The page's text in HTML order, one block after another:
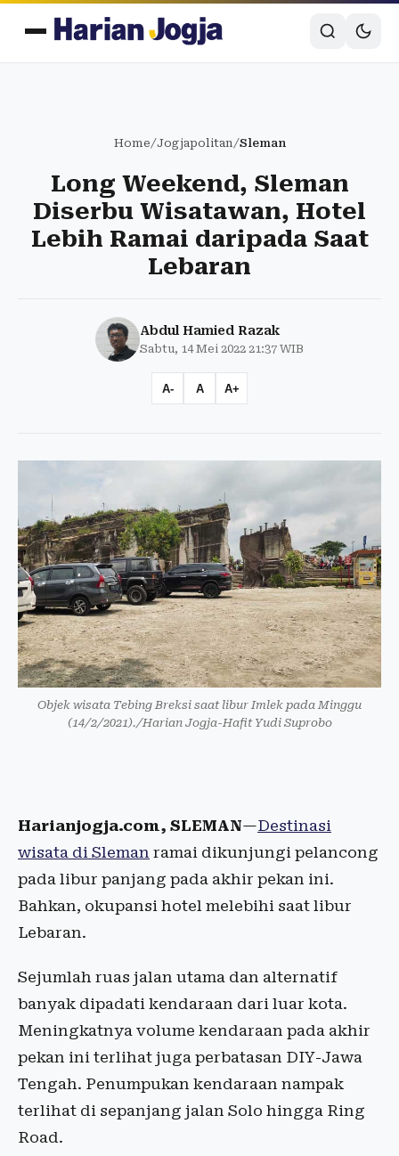
Home/Jogjapolitan/Sleman
Long Weekend, Sleman
Diserbu Wisatawan, Hotel
Lebih Ramai daripada Saat
Lebaran
Abdul Hamied Razak
Sabtu, 14 Mei 2022 21:37 WIB
A- A A+
Objek wisata Tebing Breksi saat libur Imlek pada Minggu
(14/2/2021)./Harian Jogja-Hafit Yudi Suprobo
Harianjogja.com, SLEMAN—Destinasi
wisata di Sleman ramai dikunjungi pelancong
pada libur panjang pada akhir pekan ini.
Bahkan, okupansi hotel melebihi saat libur
Lebaran.
Sejumlah ruas jalan utama dan alternatif
banyak dipadati kendaraan dari luar kota.
Meningkatnya volume kendaraan pada akhir
pekan ini terlihat juga perbatasan DIY-Jawa
Tengah. Penumpukan kendaraan nampak
terlihat di sepanjang jalan Solo hingga Ring
Road.